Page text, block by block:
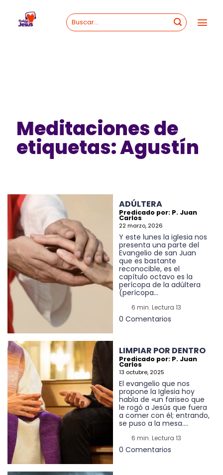
content
Meditaciones de
etiquetas: Agustín
ADÚLTERA
Predicado por: P. Juan
Carlos
22 marzo, 2026
Y este lunes la iglesia nos
presenta una parte del
Evangelio de san Juan
que es bastante
reconocible, es el
capítulo octavo es la
perícopa de la adúltera
(perícopa...
6 min. Lectura 13
0 Comentarios
LIMPIAR POR DENTRO
Predicado por: P. Juan
Carlos
13 octubre, 2025
El evangelio que nos
propone la Iglesia hoy
habla de «un fariseo que
le rogó a Jesús que fuera
a comer con él; entrando,
se puso a la mesa....
6 min. Lectura 13
0 Comentarios